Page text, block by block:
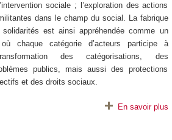
sociale ; l’exploration des actions
dans le champ du social. La fabrique
est ainsi appréhendée comme un
chaque catégorie d’acteurs participe à
des catégorisations, des
publics, mais aussi des protections
et des droits sociaux.
En savoir plus